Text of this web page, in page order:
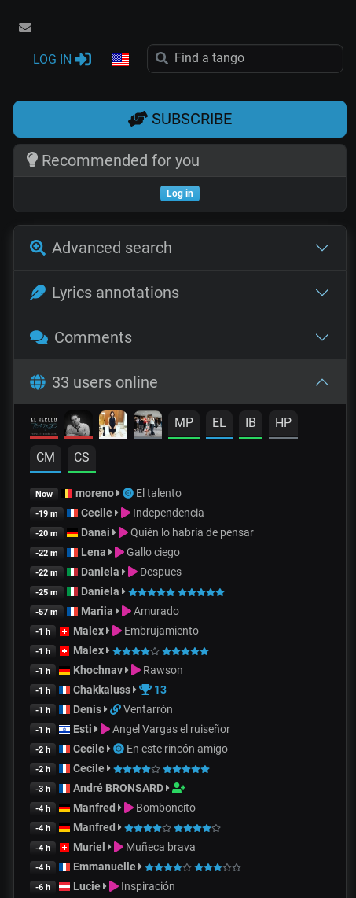
LOG IN
SUBSCRIBE
Recommended for you
Log in
Advanced search
Lyrics annotations
Comments
33 users online
MP EL IB HP
CM CS
Now moreno El talento
-19 m Cecile Independencia
-20 m Danai Quién lo habría de pensar
-22 m Lena Gallo ciego
-22 m Daniela Despues
-25 m Daniela
-57 m Mariia Amurado
-1 h Malex Embrujamiento
-1 h Malex
-1 h Khochnav Rawson
-1 h Chakkaluss 13
-1 h Denis Ventarrón
-1 h Esti Angel Vargas el ruiseñor
-2 h Cecile En este rincón amigo
-2 h Cecile
-3 h André BRONSARD
-4 h Manfred Bomboncito
-4 h Manfred
-4 h Muriel Muñeca brava
-4 h Emmanuelle
-6 h Lucie Inspiración